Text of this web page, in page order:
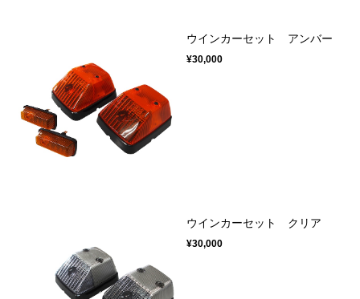
ウインカーセット アンバー
¥30,000
ウインカーセット クリア
¥30,000